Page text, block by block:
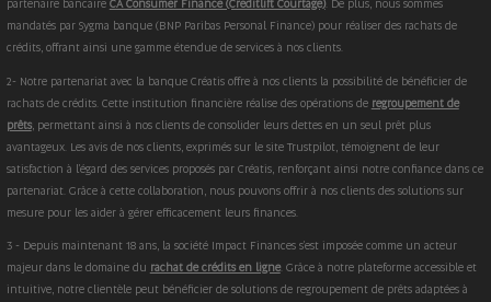
partenaire bancaire CA Consumer Finance (Creditlift Courtage). De plus, nous sommes
mandatés par Sygma banque (BNP Paribas Personal Finance) pour réaliser des rachats de
crédits, offrant ainsi une gamme étendue de services à nos clients.
2- Notre partenariat avec la banque Créatis offre à nos clients la possibilité de bénéficier de
rachats de crédits. Cette institution financière réalise des opérations de regroupement de
prêts, permettant ainsi à nos clients de consolider leurs dettes en un seul prêt plus
avantageux. Les avis de nos clients, exprimés sur le site Trustpilot, témoignent de leur
satisfaction à l'égard des services proposés par Créatis, renforçant ainsi notre confiance dans ce
partenariat. Grâce à cette collaboration, nous pouvons offrir à nos clients des solutions sur
mesure pour les aider à gérer efficacement leurs finances.
3 - Depuis maintenant 18 ans, la société Impact Finances s'est imposée comme un acteur
majeur dans le domaine du rachat de crédits en ligne. Grâce à notre plateforme accessible et
intuitive, notre clientèle peut bénéficier de solutions de regroupement de prêts adaptées à